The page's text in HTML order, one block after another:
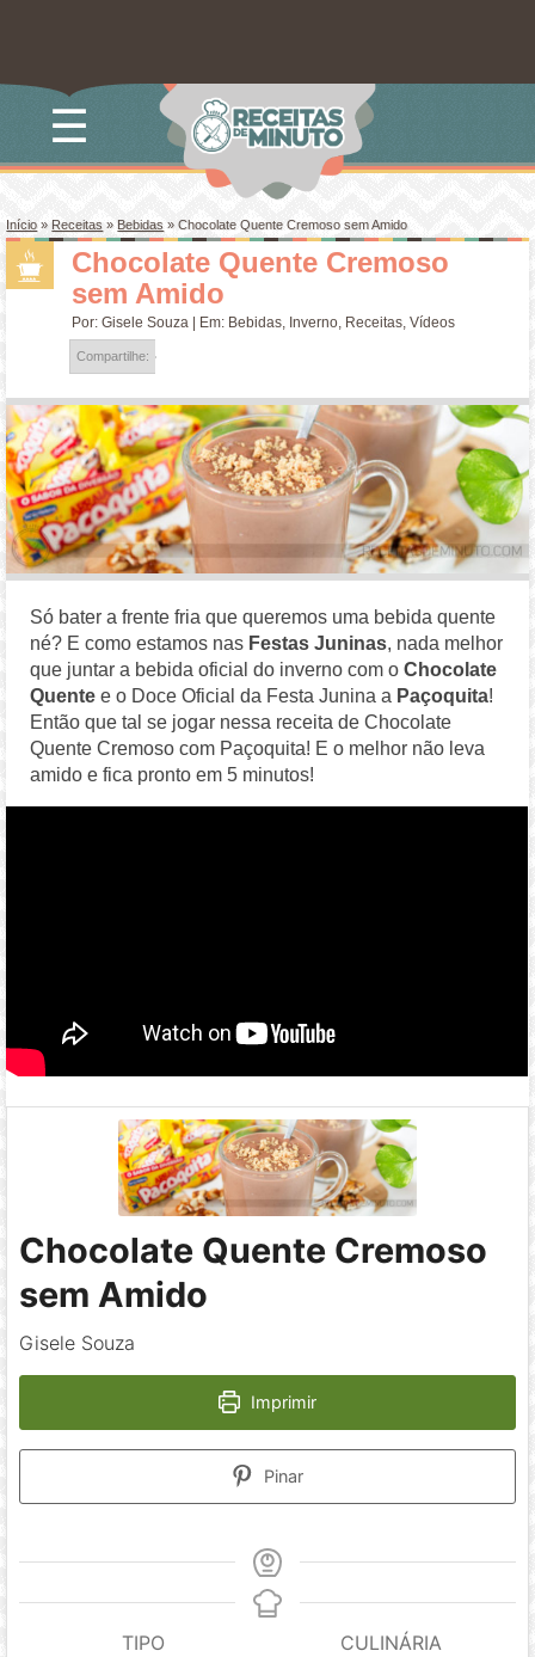
☰
Início»Receitas » Bebidas »Chocolate Quente Cremoso sem Amido
Chocolate Quente Cremoso
sem Amido
Por:Gisele Souza | Em: Bebidas, Inverno, Receitas,Vídeos
Compartilhe:
Só bater a frente fria que queremos uma bebida quente
né? E como estamos nas Festas Juninas, nada melhor
que juntar a bebida oficial do inverno com oChocolate
Quente e o Doce Oficial da Festa Junina a Paçoquita!
Então que tal se jogar nessa receita de Chocolate
Quente Cremoso com Paçoquita! E o melhor não leva
amido e fica pronto em 5 minutos!
Chocolate Quente Cremoso
sem Amido
Gisele Souza
Imprimir
Pinar
TIPO
CULINÁRIA